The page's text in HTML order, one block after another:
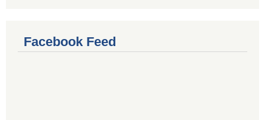
Facebook Feed